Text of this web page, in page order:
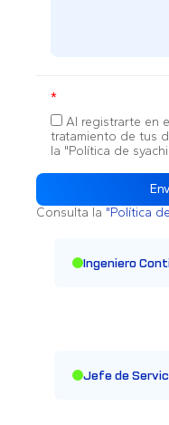
*
Al registrarte en
tratamiento de tus
la "Política de
Consulta la "Política
Ingeniero
Jefe de